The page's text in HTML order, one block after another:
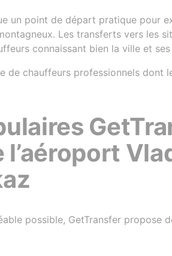
un point de départ pratique pour
Les transferts vers les
connaissant bien la ville et
de chauffeurs professionnels
possible, GetTransfer propose